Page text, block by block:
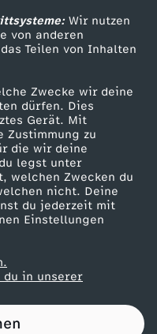
Wir nutzen
von anderen
Teilen von Inhalten
Zwecke wir deine
dürfen. Dies
Gerät. Mit
Zustimmung zu
die wir deine
legst unter
welchen Zwecken du
nicht. Deine
du jederzeit mit
Einstellungen
in unserer